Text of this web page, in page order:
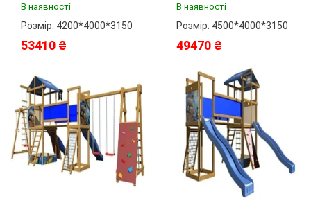
В наявності
Розмір: 4200*4000*3150
53410 ₴
В наявності
Розмір: 4500*4000*3150
49470 ₴